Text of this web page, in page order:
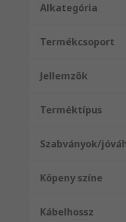
Alkategória
Termékcsoport
Jellemzők
Terméktípus
Szabványok/
Köpeny színe
Kábelhossz